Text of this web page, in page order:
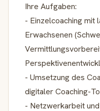
Ihre Aufgaben:
- Einzelcoaching mit
Erwachsenen
- Umsetzung des
digitaler Coaching-
- Netzwerkarbeit